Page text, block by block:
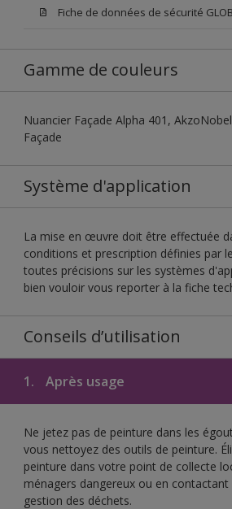
Fiche de données de sécurité
Gamme de couleurs
Nuancier Façade Alpha 401,
Façade
Système d'application
La mise en œuvre doit être effectuée
conditions et prescription définies par
toutes précisions sur les systèmes
bien vouloir vous reporter à la fiche
Conseils d’utilisation
1. Après usage
Ne jetez pas de peinture dans les
vous nettoyez des outils de peinture.
peinture dans votre point de collecte
ménagers dangereux ou en
gestion des déchets.